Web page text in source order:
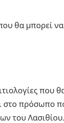
θα μπορεί να
που
στο πρόσωπο
του Λασιθίου.